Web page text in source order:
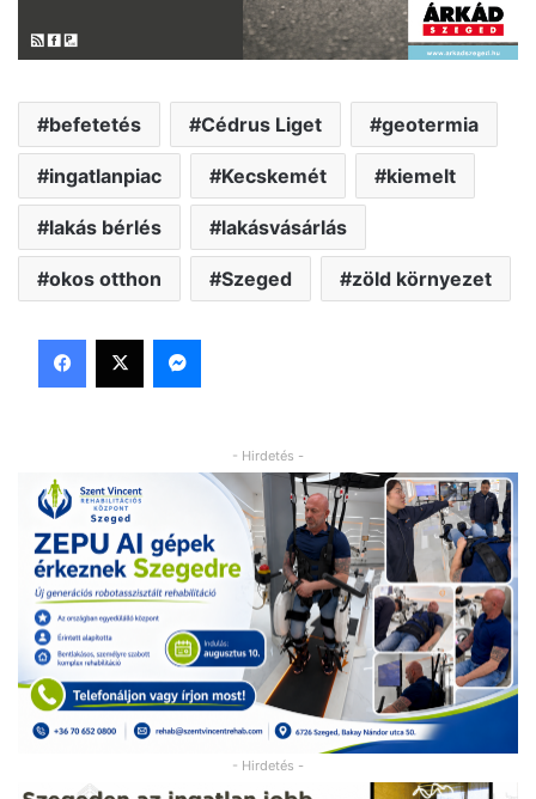
befetetés Cédrus Liget geotermia
ingatlanpiac Kecskemét kiemelt
lakás bérlés lakásvásárlás
okos otthon Szeged zöld környezet
Facebook
X Messenger
- Hirdetés -
- Hirdetés -